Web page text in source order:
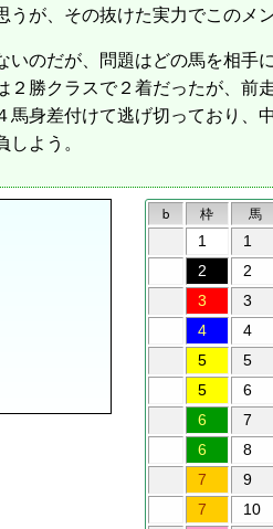
が、その抜けた実力でこのメ
のだが、問題はどの馬を相手
２勝クラスで２着だったが、前
身差付けて逃げ切っており
よう。
b 枠 馬
1
1
2
2
3
3
4
4
5
5
5
6
6
7
6
8
7
9
7
10